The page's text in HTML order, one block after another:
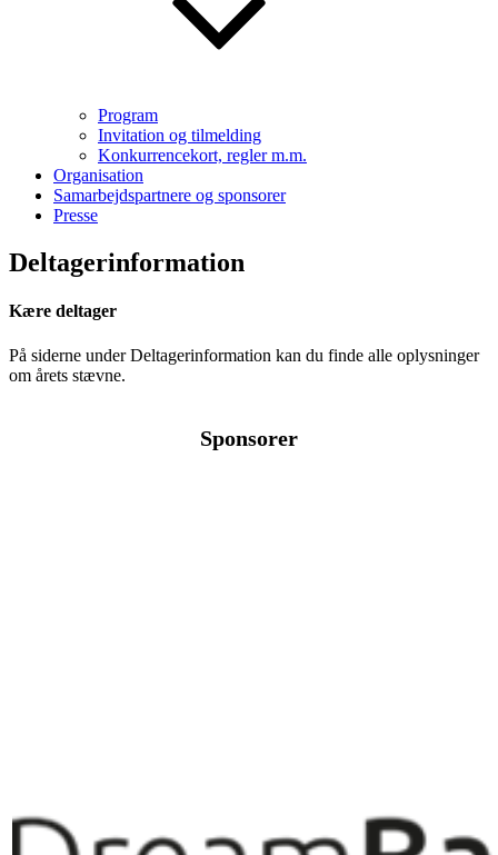
Program
Invitation og tilmelding
Konkurrencekort, regler m.m.
Organisation
Samarbejdspartnere og sponsorer
Presse
Deltagerinformation
Kære deltager
På siderne under Deltagerinformation kan du finde alle oplysninger
om årets stævne.
Sponsorer